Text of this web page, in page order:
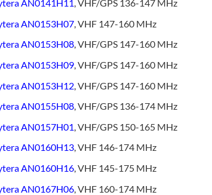
AN0141H11, VHF/GPS 136-147 MHz
AN0153H07 , VHF 147-160 MHz
AN0153H08, VHF/GPS 147-160 MHz
AN0153H09, VHF/GPS 147-160 MHz
AN0153H12 , VHF/GPS 147-160 MHz
AN0155H08, VHF/GPS 136-174 MHz
AN0157H01 , VHF/GPS 150-165 MHz
AN0160H13, VHF 146-174 MHz
AN0160H16, VHF 145-175 MHz
AN0167H06 , VHF 160-174 MHz